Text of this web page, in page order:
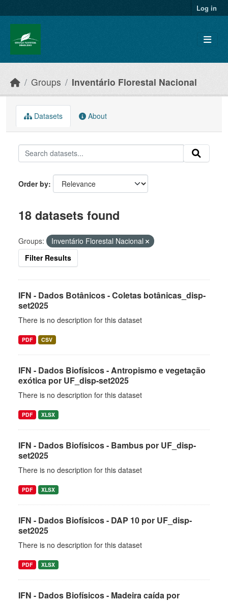
Log in
Groups Inventário Florestal Nacional
Datasets About
Order by
18 datasets found
Groups:
Inventário Florestal Nacional
Filter Results
IFN - Dados Botânicos - Coletas botânicas_disp-
set2025
There is no description for this dataset
PDF CSV
IFN - Dados Biofísicos - Antropismo e vegetação
exótica por UF_disp-set2025
There is no description for this dataset
PDF XLSX
IFN - Dados Biofísicos - Bambus por UF_disp-
set2025
There is no description for this dataset
PDF XLSX
IFN - Dados Biofísicos - DAP 10 por UF_disp-
set2025
There is no description for this dataset
PDF XLSX
IFN - Dados Biofísicos - Madeira caída por